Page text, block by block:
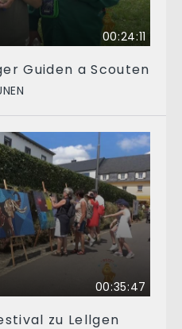
00:24:11
Guiden a Scouten
00:35:47
zu Lellgen